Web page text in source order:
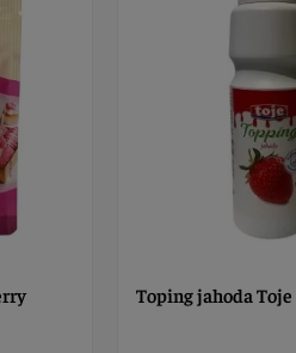
Toping jahoda Toje